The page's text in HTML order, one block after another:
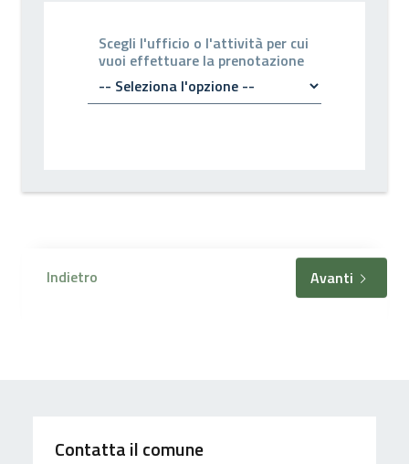
Scegli l'ufficio o l'attività per cui
vuoi effettuare la prenotazione
Indietro Avanti
Contatta il comune